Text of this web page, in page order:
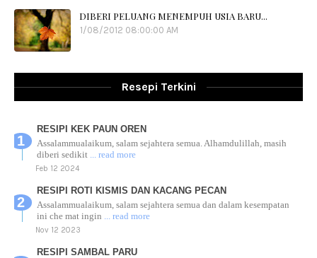
DIBERI PELUANG MENEMPUH USIA BARU...
1/08/2012 08:00:00 AM
Resepi Terkini
RESIPI KEK PAUN OREN
Assalammualaikum, salam sejahtera semua. Alhamdulillah, masih
diberi sedikit
... read more
Feb 12 2024
RESIPI ROTI KISMIS DAN KACANG PECAN
Assalammualaikum, salam sejahtera semua dan dalam kesempatan
ini che mat ingin
... read more
Nov 12 2023
RESIPI SAMBAL PARU